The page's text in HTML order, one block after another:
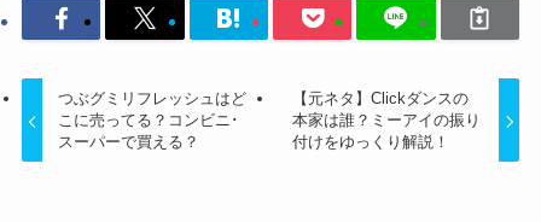
つぶグミリフレッシュはど
こに売ってる？コンビニ･
スーパーで買える？
【元ネタ】Clickダンスの
本家は誰？ミーアイの振り
付けをゆっくり解説！